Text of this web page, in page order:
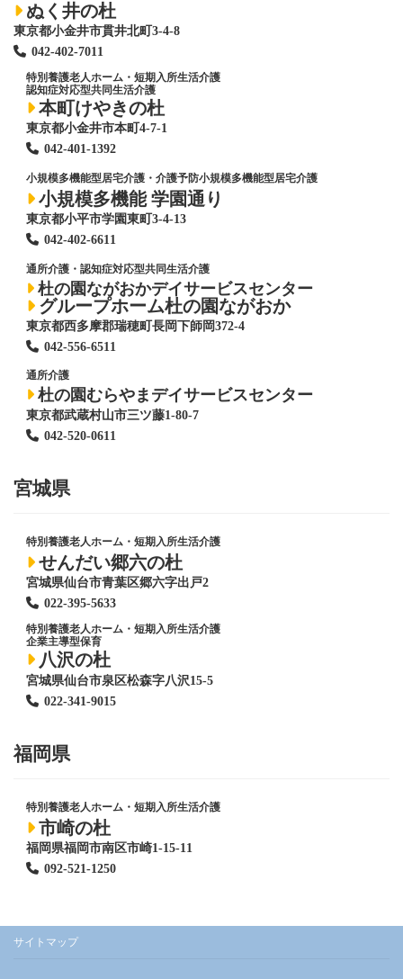
ぬく井の杜
東京都小金井市貫井北町3-4-8
042-402-7011
特別養護老人ホーム ・短期入所生活介護
認知症対応型共同生活介護
本町けやきの杜
東京都小金井市本町4-7-1
042-401-1392
小規模多機能型居宅介護・介護予防小規模多機能型居宅介護
小規模多機能 学園通り
東京都小平市学園東町3-4-13
042-402-6611
通所介護・認知症対応型共同生活介護
杜の園ながおかデイサービスセンター
グループホーム杜の園ながおか
東京都西多摩郡瑞穂町長岡下師岡372-4
042-556-6511
通所介護
杜の園むらやまデイサービスセンター
東京都武蔵村山市三ツ藤1-80-7
042-520-0611
宮城県
特別養護老人ホーム ・短期入所生活介護
せんだい郷六の杜
宮城県仙台市青葉区郷六字出戸2
022-395-5633
特別養護老人ホーム ・短期入所生活介護
企業主導型保育
八沢の杜
宮城県仙台市泉区松森字八沢15-5
022-341-9015
福岡県
特別養護老人ホーム ・短期入所生活介護
市崎の杜
福岡県福岡市南区市崎1-15-11
092-521-1250
サイトマップ